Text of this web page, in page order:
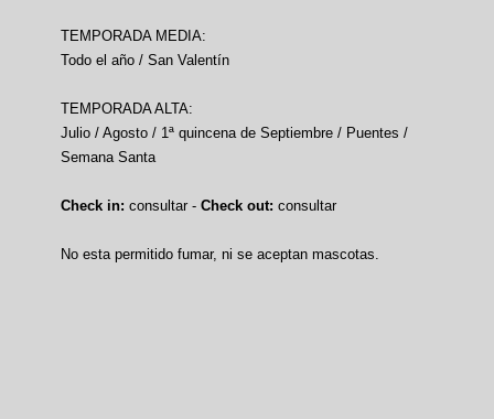
TEMPORADA MEDIA:
Todo el año / San Valentín
TEMPORADA ALTA:
Julio / Agosto / 1ª quincena de Septiembre / Puentes /
Semana Santa
Check in: consultar - Check out: consultar
No esta permitido fumar, ni se aceptan mascotas.